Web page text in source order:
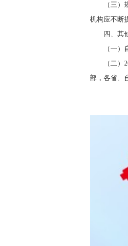
（三
机构应不断
四、其
（一
（二
部，各省、